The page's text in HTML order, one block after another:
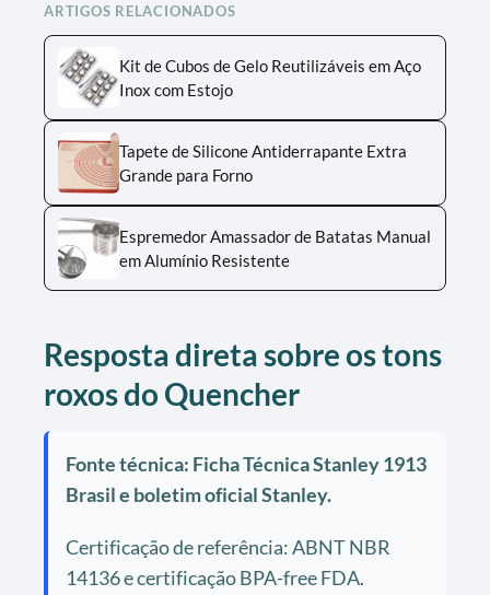
ARTIGOS RELACIONADOS
Kit de Cubos de Gelo Reutilizáveis em Aço
Inox com Estojo
Tapete de Silicone Antiderrapante Extra
Grande para Forno
Espremedor Amassador de Batatas Manual
em Alumínio Resistente
Resposta direta sobre os tons
roxos do Quencher
Fonte técnica: Ficha Técnica Stanley 1913
Brasil e boletim oficial Stanley.
Certificação de referência: ABNT NBR
14136 e certificação BPA-free FDA.